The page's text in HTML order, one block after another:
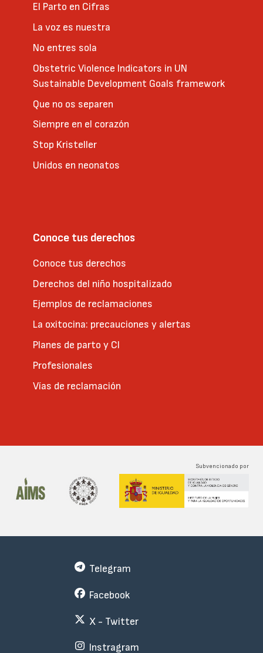
El Parto en Cifras
La voz es nuestra
No entres sola
Obstetric Violence Indicators in UN
Sustainable Development Goals framework
Que no os separen
Siempre en el corazón
Stop Kristeller
Unidos en neonatos
Conoce tus derechos
Conoce tus derechos
Derechos del niño hospitalizado
Ejemplos de reclamaciones
La oxitocina: precauciones y alertas
Planes de parto y CI
Profesionales
Vías de reclamación
Subvencionado por
Telegram
Facebook
X - Twitter
Instragram